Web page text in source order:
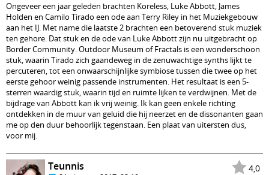
Ongeveer een jaar geleden brachten Koreless, Luke Abbott, James
Holden en Camilo Tirado een ode aan Terry Riley in het Muziekgebouw
aan het IJ. Met name die laatste 2 brachten een betoverend stuk muziek
ten gehore. Dat stuk en de ode van Luke Abbott zijn nu uitgebracht op
Border Community. Outdoor Museum of Fractals is een wonderschoon
stuk, waarin Tirado zich gaandeweg in de zenuwachtige synths lijkt te
percuteren, tot een onwaarschijnlijke symbiose tussen die twee op het
eerste gehoor weinig passende instrumenten. Het resultaat is een 5-
sterren waardig stuk, waarin tijd en ruimte lijken te verdwijnen. Met de
bijdrage van Abbott kan ik vrij weinig. Ik kan geen enkele richting
ontdekken in de muur van geluid die hij neerzet en de dissonanten gaan
me op den duur behoorlijk tegenstaan. Een plaat van uitersten dus,
voor mij.
4,0
Teunnis